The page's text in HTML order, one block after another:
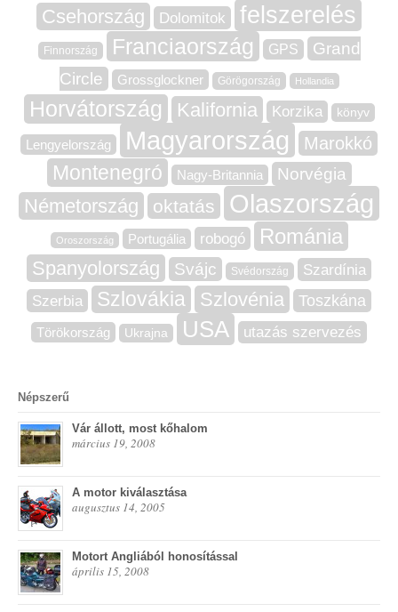
Csehország Dolomitok felszerelés
Finnország Franciaország GPS
Grand
Circle
Grossglockner Görögország Hollandia
Horvátország Kalifornia Korzika könyv
Lengyelország Magyarország Marokkó
Montenegró Nagy-Britannia Norvégia
Németország oktatás Olaszország
Oroszország Portugália robogó Románia
Spanyolország Svájc Svédország
Szardínia
Szerbia
Szlovákia Szlovénia Toszkána
Törökország Ukrajna USA utazás szervezés
Népszerű
Vár állott, most kőhalom
március 19, 2008
A motor kiválasztása
augusztus 14, 2005
Motort Angliából honosítással
április 15, 2008